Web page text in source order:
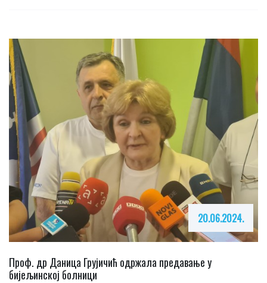
20.06.2024.
Проф. др Даница Грујичић одржала предавање у
бијељинској болници